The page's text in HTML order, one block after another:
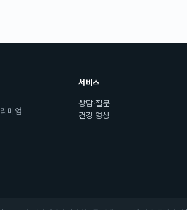
미엄
서비스
상담·질문
건강 영상